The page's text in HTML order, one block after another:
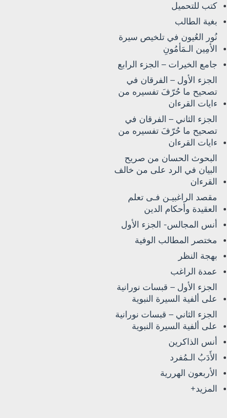
كتب للتحميل
بغية الطالب
نُور العُيون في تلخيص سيرة
الأمِين الـمَأمُونِ
جامع الخيرات – الجزء الرابع
الجزء الأول – الفرقان في
تصحيح ما حُرّفَ تفسيره من
ءايات القرءان
الجزء الثاني – الفرقان في
تصحيح ما حُرّفَ تفسيره من
ءايات القرءان
البحوث الحسان من صريح
البيان في الرد على من خالف
القرءان
مقصد الراغبيـن فـى تعلم
العقيدة وأحكام الدين
أنس المجالس- الجزء الأول
مختصر المطالب الوفية
بهجة النظر
عمدة الراغب
الجزء الأول – قبسات نورانية
على ألفية السيرة النبوية
الجزء الثاني – قبسات نورانية
على ألفية السيرة النبوية
أنس الذاكرين
الأَدَبُ الـمُفرد
الأربعون الهررية
المزيد+